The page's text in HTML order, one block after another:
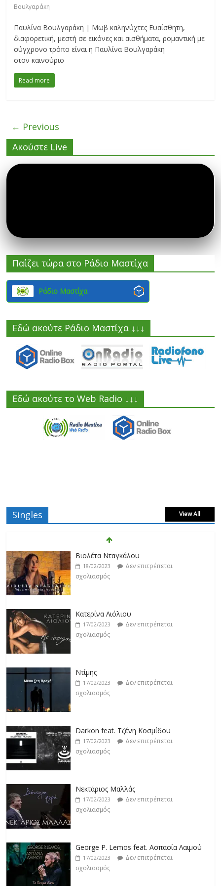
Βουλγαράκη
Παυλίνα Βουλγαράκη | Μωβ καληνύχτες Ευαίσθητη,
διαφορετική, μεστή σε εικόνες και αισθήματα, ρομαντική με
σύγχρονο τρόπο είναι η Παυλίνα Βουλγαράκη
στον καινούριο
Read more
← Previous
Ακούστε Live
Παίζει τώρα στο Ράδιο Μαστίχα
Ράδιο Μαστίχα
Εδώ ακούτε Ράδιο Μαστίχα ↓↓↓
Εδώ ακούτε το Web Radio ↓↓↓
Singles View All
Βιολέτα Νταγκάλου
18/02/2023
Δεν επιτρέπεται
σχολιασμός
Κατερίνα Λιόλιου
17/02/2023
Δεν επιτρέπεται
σχολιασμός
Ντίμης
17/02/2023
Δεν επιτρέπεται
σχολιασμός
Darkon feat. Τζένη Κοσμίδου
17/02/2023
Δεν επιτρέπεται
σχολιασμός
Νεκτάριος Μαλλάς
17/02/2023
Δεν επιτρέπεται
σχολιασμός
George P. Lemos feat. Ασπασία Λαιμού
17/02/2023
Δεν επιτρέπεται
σχολιασμός